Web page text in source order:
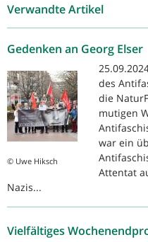
Verwandte Artikel
Gedenken an Georg Elser
© Uwe Hiksch
des
die
mutigen
war ein
Attentat
Nazis...
Vielfältiges